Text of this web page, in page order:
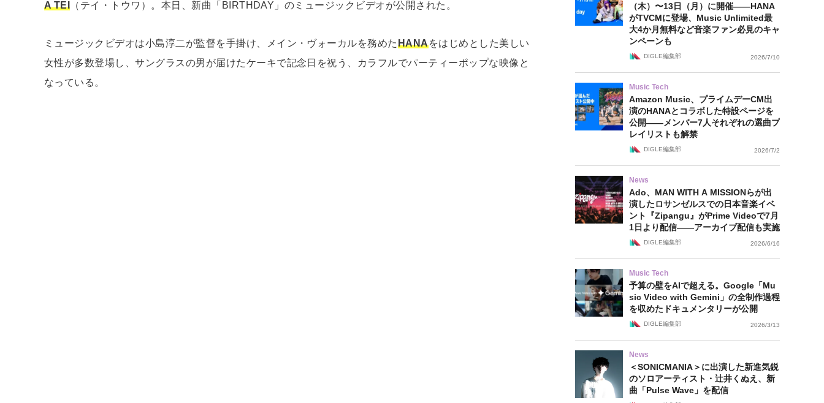
A TEI （テイ・トウワ）。本日、新曲「BIRTHDAY」のミュージックビデオが公開された。
ミュージックビデオは小島淳二が監督を手掛け、メイン・ヴォーカルを務めたHANAをはじめとした美しい
女性が多数登場し、サングラスの男が届けたケーキで記念日を祝う、カラフルでパーティーポップな映像と
なっている。
（木）〜13日（月）に開催——HANA
がTVCMに登場、Music Unlimited最
大4か月無料など音楽ファン必見のキャ
ンペーンも
DIGLE編集部 2026/7/10
Music Tech
Amazon Music、プライムデーCM出
演のHANAとコラボした特設ページを
公開——メンバー7人それぞれの選曲プ
レイリストも解禁
DIGLE編集部 2026/7/2
News
Ado、MAN WITH A MISSIONらが出
演したロサンゼルスでの日本音楽イベ
ント『Zipangu』がPrime Videoで7月
1日より配信——アーカイブ配信も実施
DIGLE編集部 2026/6/16
Music Tech
予算の壁をAIで超える。Google「Mu
sic Video with Gemini」の全制作過程
を収めたドキュメンタリーが公開
DIGLE編集部 2026/3/13
News
＜SONICMANIA＞に出演した新進気鋭
のソロアーティスト・辻井くぬえ、新
曲「Pulse Wave」を配信